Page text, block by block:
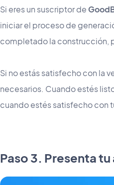
Si eres un suscriptor de
iniciar el proceso de
completado la construcción,
Si no estás satisfecho con la
necesarios. Cuando estés
cuando estés satisfecho con
Paso 3. Presenta